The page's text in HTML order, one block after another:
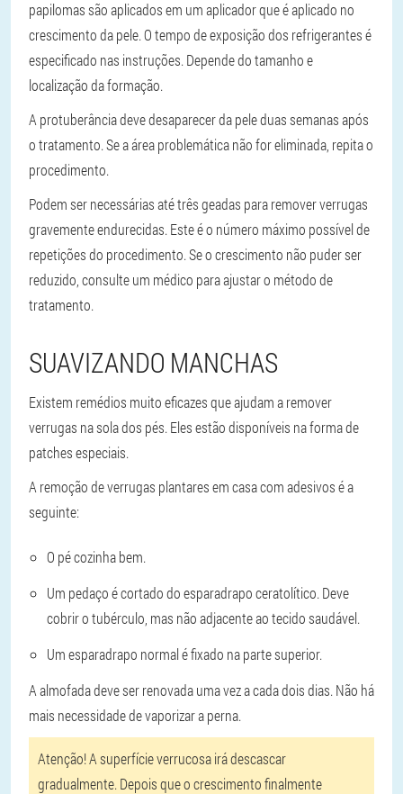
papilomas são aplicados em um aplicador que é aplicado no
crescimento da pele. O tempo de exposição dos refrigerantes é
especificado nas instruções. Depende do tamanho e
localização da formação.
A protuberância deve desaparecer da pele duas semanas após
o tratamento. Se a área problemática não for eliminada, repita o
procedimento.
Podem ser necessárias até três geadas para remover verrugas
gravemente endurecidas. Este é o número máximo possível de
repetições do procedimento. Se o crescimento não puder ser
reduzido, consulte um médico para ajustar o método de
tratamento.
SUAVIZANDO MANCHAS
Existem remédios muito eficazes que ajudam a remover
verrugas na sola dos pés. Eles estão disponíveis na forma de
patches especiais.
A remoção de verrugas plantares em casa com adesivos é a
seguinte:
O pé cozinha bem.
Um pedaço é cortado do esparadrapo ceratolítico. Deve
cobrir o tubérculo, mas não adjacente ao tecido saudável.
Um esparadrapo normal é fixado na parte superior.
A almofada deve ser renovada uma vez a cada dois dias. Não há
mais necessidade de vaporizar a perna.
Atenção!A superfície verrucosa irá descascar
gradualmente. Depois que o crescimento finalmente